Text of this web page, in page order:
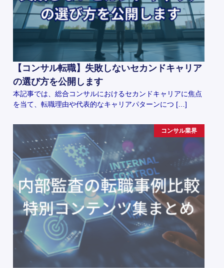
【コンサル転職】失敗しないセカンドキャリア
の選び方を公開します
本記事では、総合コンサルにおけるセカンドキャリアに焦点
を当て、転職理由や代表的なキャリアパターンにつ […]
コンサル業界